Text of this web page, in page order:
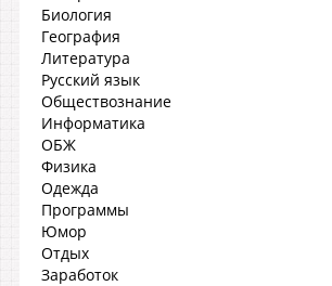
Биология
География
Литература
Русский язык
Обществознание
Информатика
ОБЖ
Физика
Одежда
Программы
Юмор
Отдых
Заработок